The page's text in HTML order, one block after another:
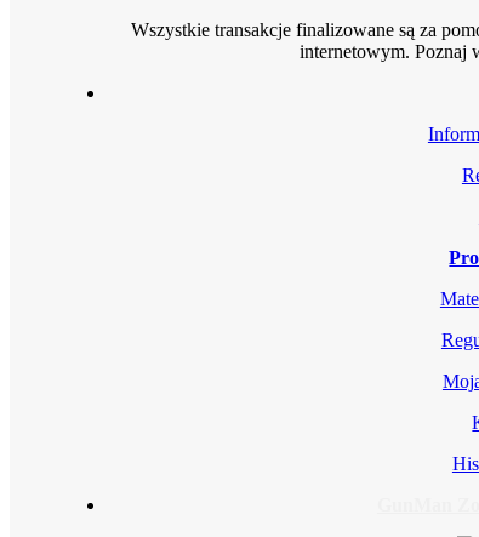
Wszystkie transakcje finalizowane są za
internetowym. Poznaj